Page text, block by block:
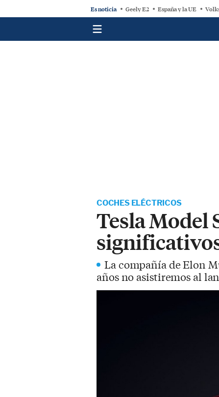
Es noticia Geely E2 España y la UE
COCHES ELÉCTRICOS
Tesla Model
La compañía de Elon
años no asistiremos al